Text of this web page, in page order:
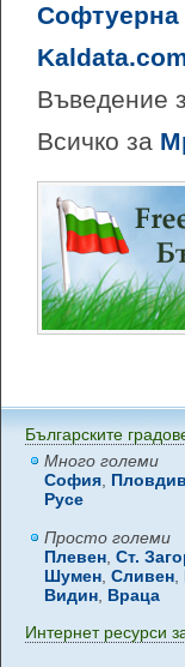
Софтуерна
Въведение
Всичко за
Българските
Много големи
София, Пловдив
Русе
Просто големи
Плевен, Ст.
Шумен, Сливен,
Видин, Враца
Интернет ресурси